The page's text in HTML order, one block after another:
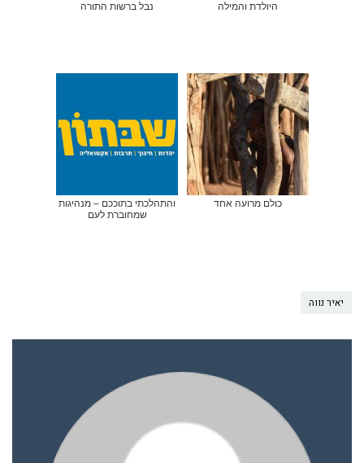
היולדת והמילה נבל ברשות התורה
כולם מרועה אחד
והתהלכתי בתוככם – מנהיגות
שמחוברת לעם
יאיר נווה